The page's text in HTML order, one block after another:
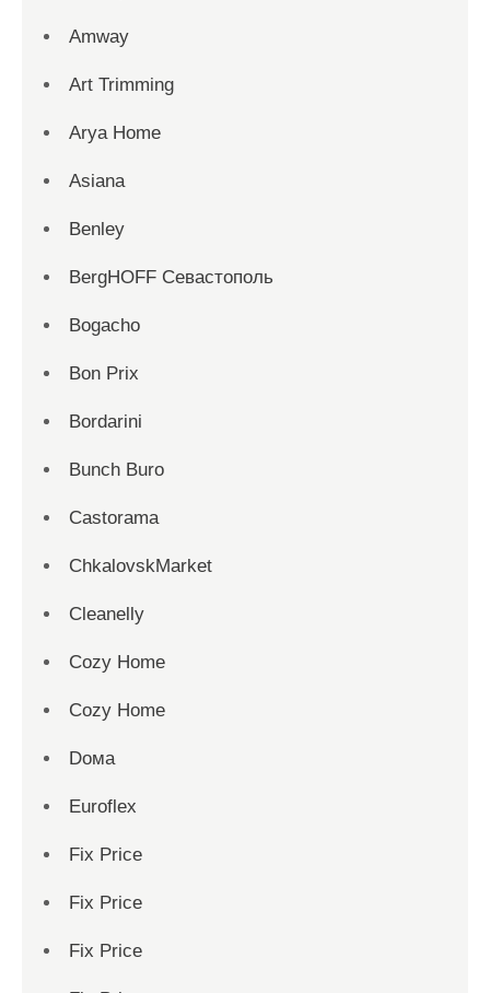
Amway
Art Trimming
Arya Home
Asiana
Benley
BergHOFF Севастополь
Bogacho
Bon Prix
Bordarini
Bunch Buro
Castorama
ChkalovskMarket
Cleanelly
Cozy Home
Cozy Home
Dома
Euroflex
Fix Price
Fix Price
Fix Price